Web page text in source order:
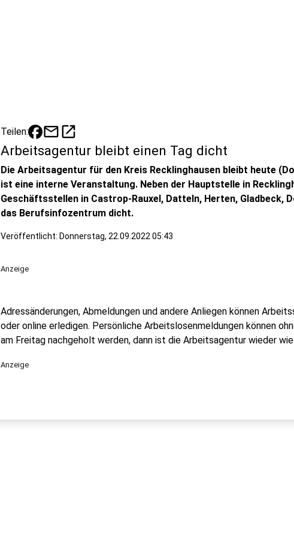
Teilen: mailopen_in_new
Arbeitsagentur bleibt einen Tag dicht
Die Arbeitsagentur für den Kreis Recklinghausen bleibt heute
ist eine interne Veranstaltung. Neben der Hauptstelle in
Geschäftsstellen in Castrop-Rauxel, Datteln, Herten, Gladbeck,
das Berufsinfozentrum dicht.
Veröffentlicht: Donnerstag, 22.09.2022 05:43
Anzeige
Adressänderungen, Abmeldungen und andere Anliegen können
oder online erledigen. Persönliche Arbeitslosenmeldungen können
am Freitag nachgeholt werden, dann ist die Arbeitsagentur wieder
Anzeige